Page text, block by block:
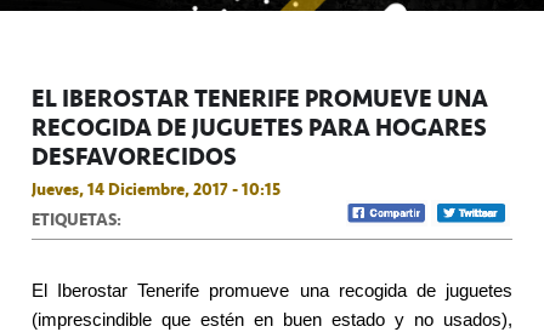
EL IBEROSTAR TENERIFE PROMUEVE UNA
RECOGIDA DE JUGUETES PARA HOGARES
DESFAVORECIDOS
Jueves, 14 Diciembre, 2017 - 10:15
ETIQUETAS:
El Iberostar Tenerife promueve una recogida de juguetes
(imprescindible que estén en buen estado y no usados),